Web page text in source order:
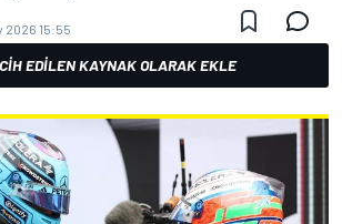
2026 15:55
EDILEN KAYNAK OLARAK EKLE